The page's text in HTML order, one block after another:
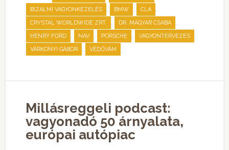
BIZALMI VAGYONKEZELÉS , BMW , CLA ,
CRYSTAL WORLDWIDE ZRT. , DR. MAGYAR CSABA ,
HENRY FORD , NAV , PORSCHE , VAGYONTERVEZÉS ,
VÁRKONYI GÁBOR , VÉDŐVÁM
Millásreggeli podcast:
vagyonadó 50 árnyalata,
európai autópiac